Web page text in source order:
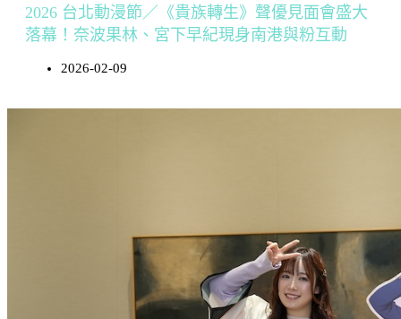
2026 台北動漫節／《貴族轉生》聲優見面會盛大
落幕！奈波果林、宮下早紀現身南港與粉互動
2026-02-09